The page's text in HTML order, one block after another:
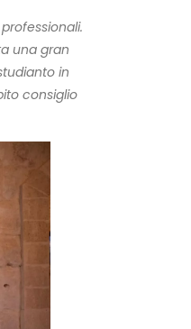
una gran
in
consiglio